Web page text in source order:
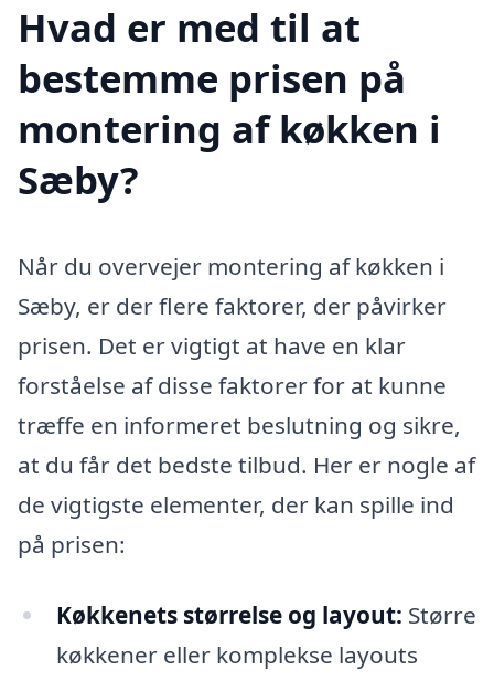
Hvad er med til at
bestemme prisen på
montering af køkken i
Sæby?
Når du overvejer montering af køkken i
Sæby, er der flere faktorer, der påvirker
prisen. Det er vigtigt at have en klar
forståelse af disse faktorer for at kunne
træffe en informeret beslutning og sikre,
at du får det bedste tilbud. Her er nogle af
de vigtigste elementer, der kan spille ind
på prisen:
Køkkenets størrelse og layout: Større
køkkener eller komplekse layouts